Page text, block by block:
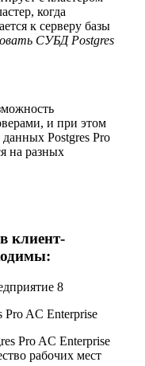
когда
к серверу базы
СУБД Postgres
и при этом
данных Postgres Pro
на разных
клиент-
8
Pro AC Enterprise
Pro AC Enterprise
рабочих мест